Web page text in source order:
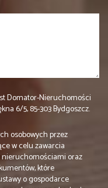
Domator-Nieruchomości
6/5, 85-303 Bydgoszcz.
osobowych przez
w celu zawarcia
oraz
które
o gospodarce